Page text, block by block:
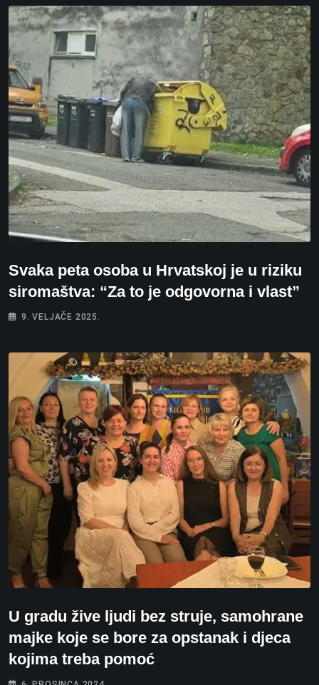
Svaka peta osoba u Hrvatskoj je u riziku
siromaštva: “Za to je odgovorna i vlast”
9. VELJAČE 2025.
U gradu žive ljudi bez struje, samohrane
majke koje se bore za opstanak i djeca
kojima treba pomoć